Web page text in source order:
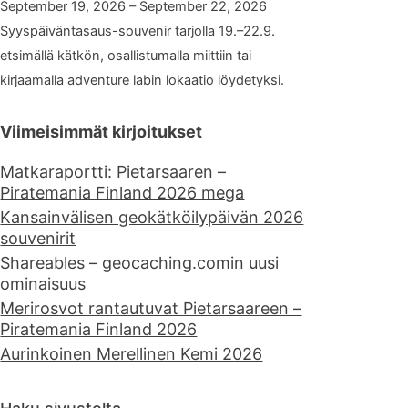
September 19, 2026 – September 22, 2026
Syyspäiväntasaus-souvenir tarjolla 19.–22.9.
etsimällä kätkön, osallistumalla miittiin tai
kirjaamalla adventure labin lokaatio löydetyksi.
Viimeisimmät kirjoitukset
Matkaraportti: Pietarsaaren –
Piratemania Finland 2026 mega
Kansainvälisen geokätköilypäivän 2026
souvenirit
Shareables – geocaching.comin uusi
ominaisuus
Merirosvot rantautuvat Pietarsaareen –
Piratemania Finland 2026
Aurinkoinen Merellinen Kemi 2026